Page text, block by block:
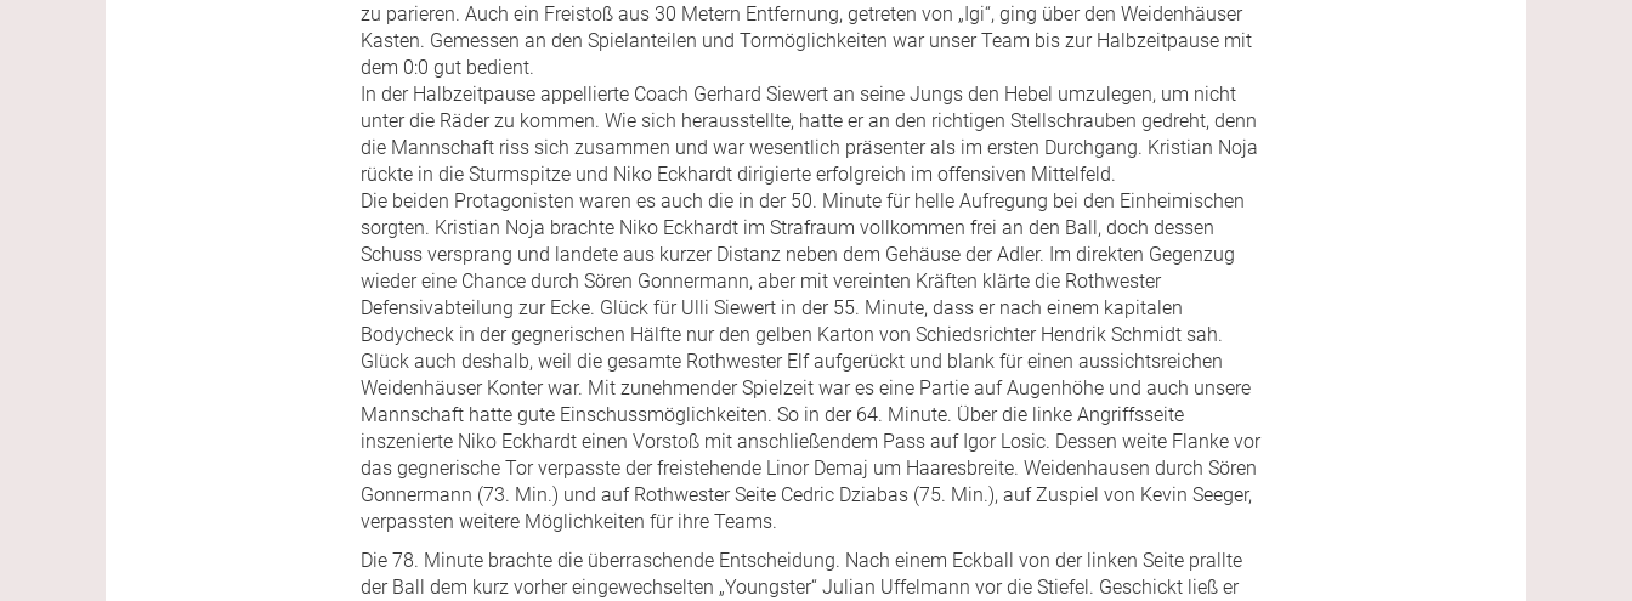
zu parieren. Auch ein Freistoß aus 30 Metern Entfernung, getreten von „Igi“, ging über den Weidenhäuser
Kasten. Gemessen an den Spielanteilen und Tormöglichkeiten war unser Team bis zur Halbzeitpause mit
dem 0:0 gut bedient.
In der Halbzeitpause appellierte Coach Gerhard Siewert an seine Jungs den Hebel umzulegen, um nicht
unter die Räder zu kommen. Wie sich herausstellte, hatte er an den richtigen Stellschrauben gedreht, denn
die Mannschaft riss sich zusammen und war wesentlich präsenter als im ersten Durchgang. Kristian Noja
rückte in die Sturmspitze und Niko Eckhardt dirigierte erfolgreich im offensiven Mittelfeld.
Die beiden Protagonisten waren es auch die in der 50. Minute für helle Aufregung bei den Einheimischen
sorgten. Kristian Noja brachte Niko Eckhardt im Strafraum vollkommen frei an den Ball, doch dessen
Schuss versprang und landete aus kurzer Distanz neben dem Gehäuse der Adler. Im direkten Gegenzug
wieder eine Chance durch Sören Gonnermann, aber mit vereinten Kräften klärte die Rothwester
Defensivabteilung zur Ecke. Glück für Ulli Siewert in der 55. Minute, dass er nach einem kapitalen
Bodycheck in der gegnerischen Hälfte nur den gelben Karton von Schiedsrichter Hendrik Schmidt sah.
Glück auch deshalb, weil die gesamte Rothwester Elf aufgerückt und blank für einen aussichtsreichen
Weidenhäuser Konter war. Mit zunehmender Spielzeit war es eine Partie auf Augenhöhe und auch unsere
Mannschaft hatte gute Einschussmöglichkeiten. So in der 64. Minute. Über die linke Angriffsseite
inszenierte Niko Eckhardt einen Vorstoß mit anschließendem Pass auf Igor Losic. Dessen weite Flanke vor
das gegnerische Tor verpasste der freistehende Linor Demaj um Haaresbreite. Weidenhausen durch Sören
Gonnermann (73. Min.) und auf Rothwester Seite Cedric Dziabas (75. Min.), auf Zuspiel von Kevin Seeger,
verpassten weitere Möglichkeiten für ihre Teams.
Die 78. Minute brachte die überraschende Entscheidung. Nach einem Eckball von der linken Seite prallte
der Ball dem kurz vorher eingewechselten „Youngster“ Julian Uffelmann vor die Stiefel. Geschickt ließ er